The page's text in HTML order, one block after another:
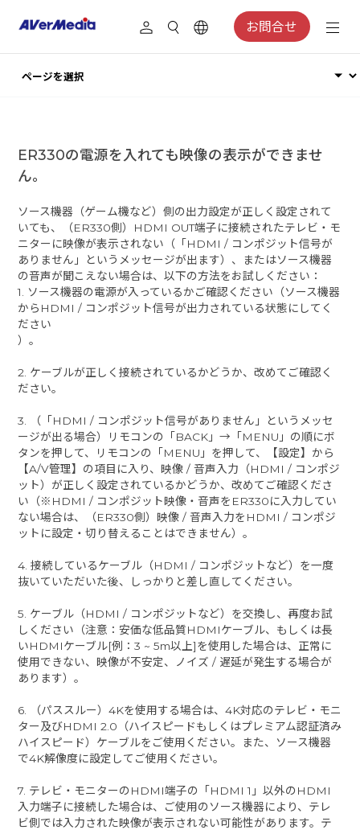
お問合せ
ER330の電源を入れても映像の表示ができませ
ん。
ソース機器（ゲーム機など）側の出力設定が正しく設定されて
いても、（ER330側）HDMI OUT端子に接続されたテレビ・モ
ニターに映像が表示されない（「HDMI / コンポジット信号が
ありません」というメッセージが出ます）、またはソース機器
の音声が聞こえない場合は、以下の方法をお試しください：
1. ソース機器の電源が入っているかご確認ください（ソース機器
からHDMI / コンポジット信号が出力されている状態にしてく
ださい
）。
2. ケーブルが正しく接続されているかどうか、改めてご確認く
ださい。
3. （「HDMI / コンポジット信号がありません」というメッセ
ージが出る場合）リモコンの「BACK」→「MENU」の順にボ
タンを押して、リモコンの「MENU」を押して、【設定】から
【A/V管理】の項目に入り、映像 / 音声入力（HDMI / コンポジ
ット）が正しく設定されているかどうか、改めてご確認くださ
い（※HDMI / コンポジット映像・音声をER330に入力してい
ない場合は、（ER330側）映像 / 音声入力をHDMI / コンポジ
ットに設定・切り替えることはできません）。
4. 接続しているケーブル（HDMI / コンポジットなど）を一度
抜いていただいた後、しっかりと差し直してください。
5. ケーブル（HDMI / コンポジットなど）を交換し、再度お試
しください（注意：安価な低品質HDMIケーブル、もしくは長
いHDMIケーブル[例：3 ~ 5m以上]を使用した場合は、正常に
使用できない、映像が不安定、ノイズ / 遅延が発生する場合が
あります）。
6. （パススルー）4Kを使用する場合は、4K対応のテレビ・モニ
ター及びHDMI 2.0（ハイスピードもしくはプレミアム認証済み
ハイスピード）ケーブルをご使用ください。また、ソース機器
で4K解像度に設定してご使用ください。
7. テレビ・モニターのHDMI端子の「HDMI 1」以外のHDMI
入力端子に接続した場合は、ご使用のソース機器により、テレ
ビ側では入力された映像が表示されない可能性があります。テ